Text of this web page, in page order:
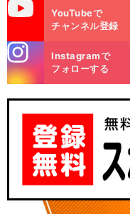
YouTubeで
チャンネル登録
m
Instagramで
フォローする